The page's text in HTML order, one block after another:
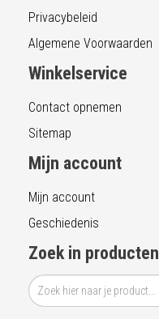
Privacybeleid
Algemene Voorwaarden
Winkelservice
Contact opnemen
Sitemap
Mijn account
Mijn account
Geschiedenis
Zoek in producten